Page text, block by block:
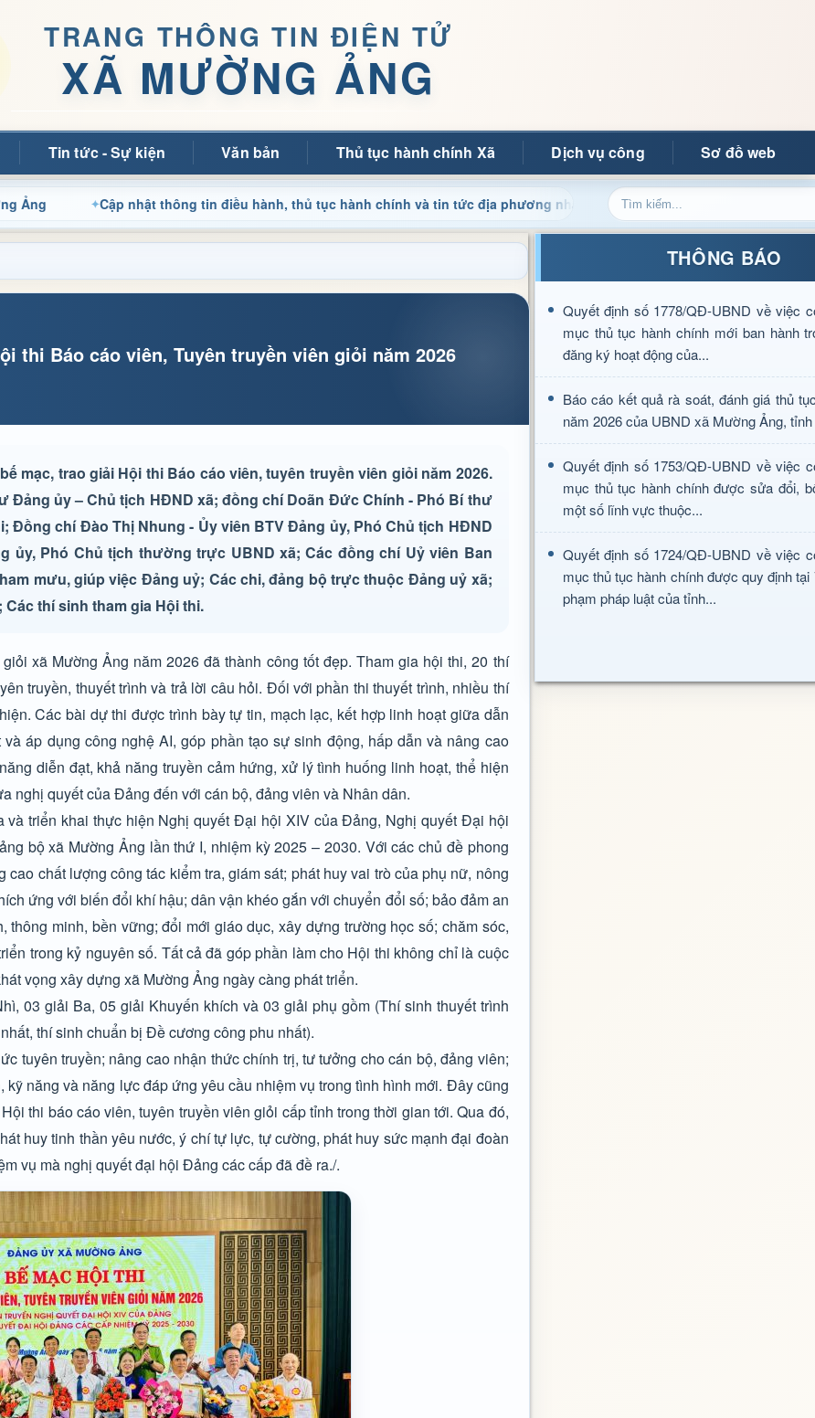
TRANG THÔNG TIN ĐIỆN TỬ
XÃ MƯỜNG ẢNG
Tin tức - Sự kiện Văn bản Thủ tục hành chính Xã Dịch vụ công Sơ đồ web
Cập nhật thông tin điều hành, thủ tục hành chính và tin tức địa phương nhanh chóng, chính xác Chào mừng quý bạn
thi Báo cáo viên, Tuyên truyền viên giỏi năm 2026
mạc, trao giải Hội thi Báo cáo viên, tuyên truyền viên giỏi năm 2026.
Đảng ủy – Chủ tịch HĐND xã; đồng chí Doãn Đức Chính - Phó Bí thư
chí Đào Thị Nhung - Ủy viên BTV Đảng ủy, Phó Chủ tịch HĐND
ủy, Phó Chủ tịch thường trực UBND xã; Các đồng chí Uỷ viên Ban
mưu, giúp việc Đảng uỷ; Các chi, đảng bộ trực thuộc Đảng uỷ xã;
thí sinh tham gia Hội thi.
xã Mường Ảng năm 2026 đã thành công tốt đẹp. Tham gia hội thi, 20 thí
truyền, thuyết trình và trả lời câu hỏi. Đối với phần thi thuyết trình, nhiều thí
Các bài dự thi được trình bày tự tin, mạch lạc, kết hợp linh hoạt giữa dẫn
áp dụng công nghệ AI, góp phần tạo sự sinh động, hấp dẫn và nâng cao
diễn đạt, khả năng truyền cảm hứng, xử lý tình huống linh hoạt, thể hiện
nghị quyết của Đảng đến với cán bộ, đảng viên và Nhân dân.
triển khai thực hiện Nghị quyết Đại hội XIV của Đảng, Nghị quyết Đại hội
bộ xã Mường Ảng lần thứ I, nhiệm kỳ 2025 – 2030. Với các chủ đề phong
chất lượng công tác kiểm tra, giám sát; phát huy vai trò của phụ nữ, nông
ứng với biến đổi khí hậu; dân vận khéo gắn với chuyển đổi số; bảo đảm an
minh, bền vững; đổi mới giáo dục, xây dựng trường học số; chăm sóc,
trong kỷ nguyên số. Tất cả đã góp phần làm cho Hội thi không chỉ là cuộc
vọng xây dựng xã Mường Ảng ngày càng phát triển.
03 giải Ba, 05 giải Khuyến khích và 03 giải phụ gồm (Thí sinh thuyết trình
thí sinh chuẩn bị Đề cương công phu nhất).
tuyên truyền; nâng cao nhận thức chính trị, tư tưởng cho cán bộ, đảng viên;
năng và năng lực đáp ứng yêu cầu nhiệm vụ trong tình hình mới. Đây cũng
thi báo cáo viên, tuyên truyền viên giỏi cấp tỉnh trong thời gian tới. Qua đó,
huy tinh thần yêu nước, ý chí tự lực, tự cường, phát huy sức mạnh đại đoàn
vụ mà nghị quyết đại hội Đảng các cấp đã đề ra./.
THÔNG BÁO
Quyết định số 1778/QĐ-UBND về việc
mục thủ tục hành chính mới ban hành
đăng ký hoạt động của...
Báo cáo kết quả rà soát, đánh giá thủ
năm 2026 của UBND xã Mường Ảng,
Quyết định số 1753/QĐ-UBND về việc
mục thủ tục hành chính được sửa đổi,
một số lĩnh vực thuộc...
Quyết định số 1724/QĐ-UBND về việc
mục thủ tục hành chính được quy định tại
phạm pháp luật của tỉnh...